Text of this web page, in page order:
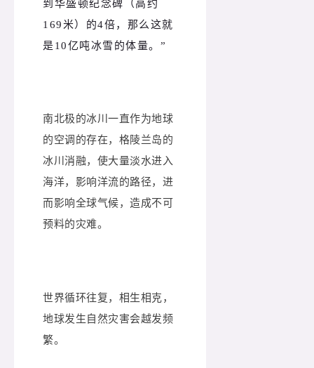
到华盛顿纪念碑（高约
169米）的4倍，那么这就
是10亿吨冰雪的体量。 ”
南北极的冰川一直作为地球
的空调的存在，格陵兰岛的
冰川消融，使大量淡水进入
海洋，影响洋流的路径，进
而影响全球气候，造成不可
预料的灾难。
世界循环往复，相生相克，
地球发生自然灾害会越发频
繁。